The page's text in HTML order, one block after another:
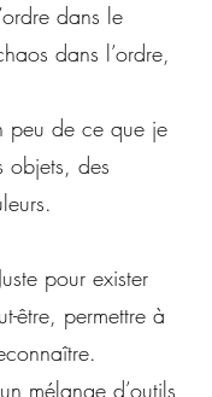
dans le
dans l’ordre,
peu de ce que je
objets, des
pour exister
être, permettre à
mélange d’outils